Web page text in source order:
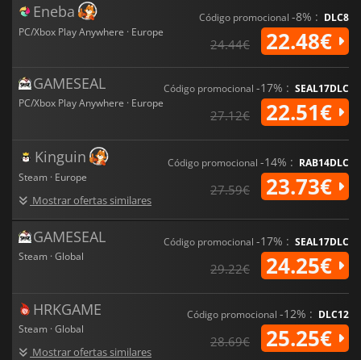
Eneba
PC/Xbox Play Anywhere · Europe
Código promocional -8% : DLC8
24.44€ 22.48€
GAMESEAL
PC/Xbox Play Anywhere · Europe
Código promocional -17% : SEAL17DLC
27.12€ 22.51€
Kinguin
Steam · Europe
Mostrar ofertas similares
Código promocional -14% : RAB14DLC
27.59€ 23.73€
GAMESEAL
Steam · Global
Código promocional -17% : SEAL17DLC
29.22€ 24.25€
HRKGAME
Steam · Global
Mostrar ofertas similares
Código promocional -12% : DLC12
28.69€ 25.25€